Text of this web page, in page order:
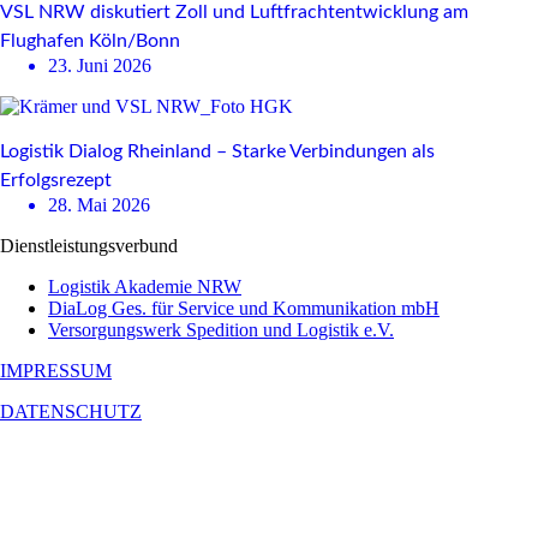
VSL NRW diskutiert Zoll und Luftfrachtentwicklung am
Flughafen Köln/Bonn
23. Juni 2026
Logistik Dialog Rheinland – Starke Verbindungen als
Erfolgsrezept
28. Mai 2026
Dienstleistungsverbund
Logistik Akademie NRW
DiaLog Ges. für Service und Kommunikation mbH
Versorgungswerk Spedition und Logistik e.V.
IMPRESSUM
DATENSCHUTZ